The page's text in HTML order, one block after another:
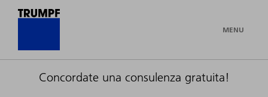
MENU
Concordate una consulenza gratuita!